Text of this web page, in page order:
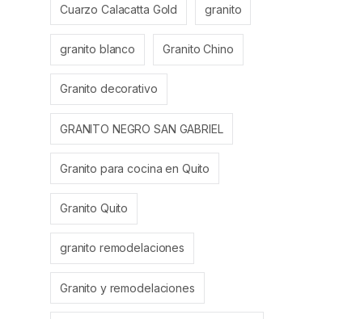
Cuarzo Calacatta Gold granito
granito blanco Granito Chino
Granito decorativo
GRANITO NEGRO SAN GABRIEL
Granito para cocina en Quito
Granito Quito
granito remodelaciones
Granito y remodelaciones